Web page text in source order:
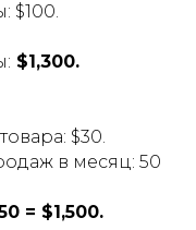
$100.
$1,300.
$30.
в месяц: 50
= $1,500.